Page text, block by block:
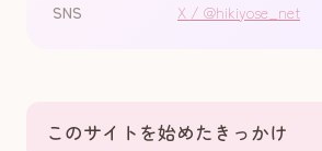
SNS
X / @hikiyose_net
このサイトを始めたきっかけ